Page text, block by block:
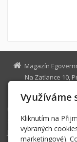
Magazín
Na Zatlance 10,
Úvodní stránka
STUDIO
JIHLAVA
Využíváme
Kliknutím na
vybraných
marketingové).